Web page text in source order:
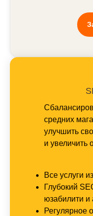
средних
улучшить
и увеличить
Все услуги
Глубокий
юзабилити и
Регулярное
Появились
Мы ответим